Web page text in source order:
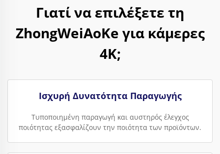
Γιατί να επιλέξετε τη
ZhongWeiAoKe για κάμερες
4K;
Ισχυρή Δυνατότητα Παραγωγής
Τυποποιημένη παραγωγή και αυστηρός έλεγχος
ποιότητας εξασφαλίζουν την ποιότητα των προϊόντων.